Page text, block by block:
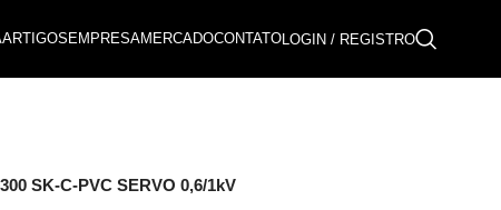
ARTIGOS EMPRESAMERCADOCONTATOLOGIN / REGISTRO
SK-C-PVC SERVO 0,6/1kV